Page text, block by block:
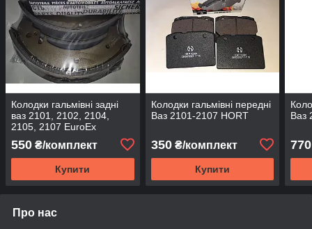
Колодки гальмівні задні
ваз 2101, 2102, 2104,
2105, 2107 EuroEx
550 ₴/комплект
Купити
Колодки гальмівні передні
Ваз 2101-2107 HORT
350₴/комплект
Купити
Ваз
770
Про нас